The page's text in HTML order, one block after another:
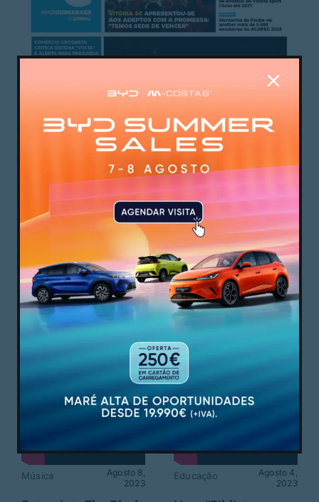
Mais Guimarães I 29 de julho 2026
NOTÍCIAS RELACIONADAS
Música
Agosto 8,
2023
Educação
Agosto 4,
2023